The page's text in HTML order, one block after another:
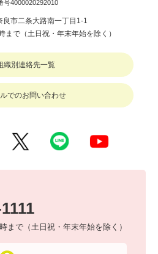
号4000020292010
市二条大路南一丁目1-1
まで（土日祝・年末年始を除く）
織別連絡先一覧
でのお問い合わせ
まで（土日祝・年末年始を除く）